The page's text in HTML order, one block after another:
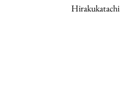
Hirakukatachi